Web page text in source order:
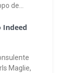
de...
Indeed
Maglie,